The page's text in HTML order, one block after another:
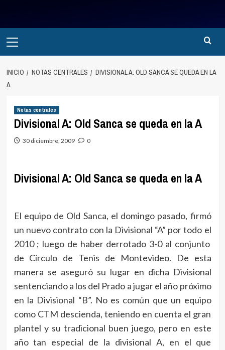
principal
INICIO NOTAS CENTRALES
DIVISIONAL A: OLD SANCA SE QUEDA EN LA
A
Notas centrales
Divisional A: Old Sanca se queda en la A
30 diciembre, 2009 0
Divisional A: Old Sanca se queda en la A
El equipo de Old Sanca, el domingo pasado, firmó
un nuevo contrato con la Divisional “A” por todo el
2010 ; luego de haber derrotado 3-0 al conjunto
de Círculo de Tenis de Montevideo. De esta
manera se aseguró su lugar en dicha Divisional
sentenciando a los del Prado a jugar el año próximo
en la Divisional “B”. No es común que un equipo
como CTM descienda, teniendo en cuenta el gran
plantel y su tradicional buen juego, pero en este
año tan especial de la divisional A, en el que